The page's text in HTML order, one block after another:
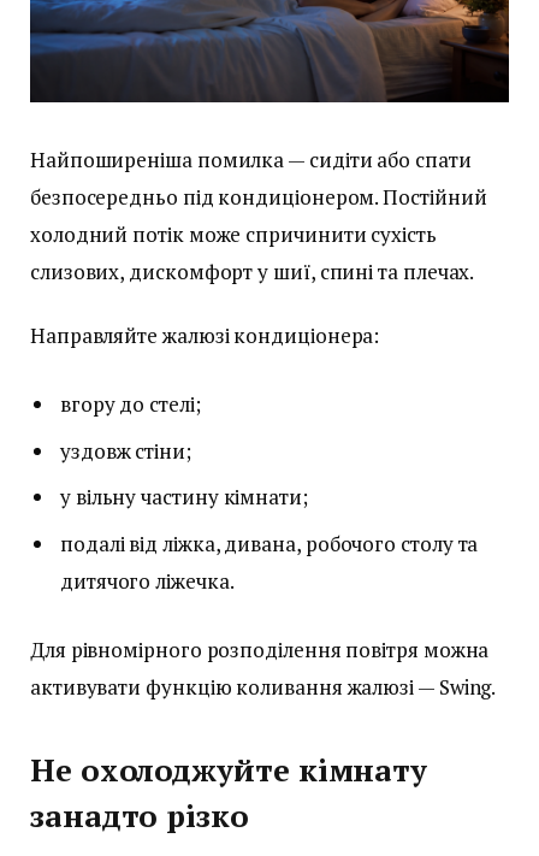
Найпоширеніша помилка — сидіти або спати
безпосередньо під кондиціонером. Постійний
холодний потік може спричинити сухість
слизових, дискомфорт у шиї, спині та плечах.
Направляйте жалюзі кондиціонера:
вгору до стелі;
уздовж стіни;
у вільну частину кімнати;
подалі від ліжка, дивана, робочого столу та
дитячого ліжечка.
Для рівномірного розподілення повітря можна
активувати функцію коливання жалюзі — Swing.
Не охолоджуйте кімнату
занадто різко